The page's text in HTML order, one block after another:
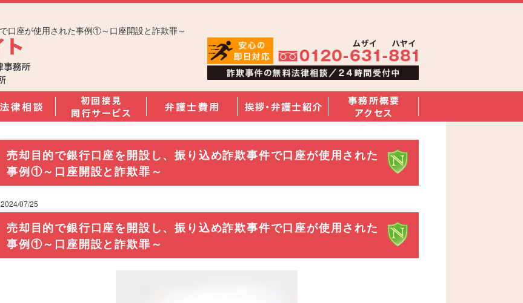
口座が使用された事例①～口座開設と詐欺罪～
売却目的で銀行口座を開設し、振り込め詐欺事件で口座が使用された
事例①～口座開設と詐欺罪～
2024/07/25
売却目的で銀行口座を開設し、振り込め詐欺事件で口座が使用された
事例①～口座開設と詐欺罪～